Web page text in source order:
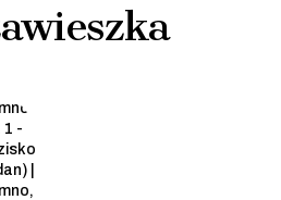
1 -
|